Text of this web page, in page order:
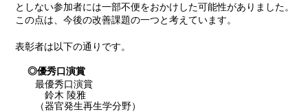
としない参加者には一部不便をおかけした可能性がありました。
この点は、今後の改善課題の一つと考えています。
表彰者は以下の通りです。
◎優秀口演賞
最優秀口演賞
鈴木 陵雅
（器官発生再生学分野）